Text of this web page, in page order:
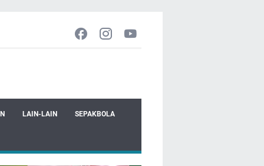
LAIN-LAIN SEPAKBOLA